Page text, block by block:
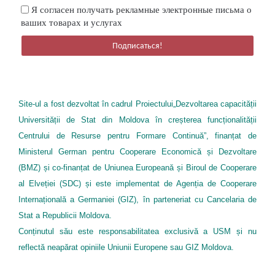
Я согласен получать рекламные электронные письма о
ваших товарах и услугах
Site-ul a fost dezvoltat în cadrul Proiectului„Dezvoltarea capacității
Universității de Stat din Moldova în creșterea funcționalității
Centrului de Resurse pentru Formare Continuă”, finanțat de
Ministerul German pentru Cooperare Economică și Dezvoltare
(BMZ) și co-finanțat de Uniunea Europeană și Biroul de Cooperare
al Elveției (SDC) și este implementat de Agenția de Cooperare
Internațională a Germaniei (GIZ), în parteneriat cu Cancelaria de
Stat a Republicii Moldova.
Conținutul său este responsabilitatea exclusivă a USM și nu
reflectă neapărat opiniile Uniunii Europene sau GIZ Moldova.